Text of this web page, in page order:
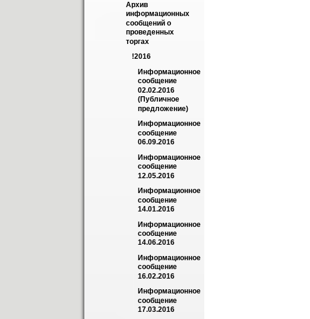
Архив
информационных
сообщений о
проведенных
торгах
!2016
Информационное
сообщение
02.02.2016
(Публичное
предложение)
Информационное
сообщение
06.09.2016
Информационное
сообщение
12.05.2016
Информационное
сообщение
14.01.2016
Информационное
сообщение
14.06.2016
Информационное
сообщение
16.02.2016
Информационное
сообщение
17.03.2016